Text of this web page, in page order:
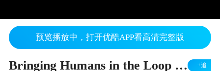
预览播放中，打开优酷APP看高清完整版
Bringing Humans in the Loop with Fractional Order Modeling +追